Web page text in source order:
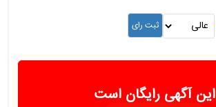
این آگهی رایگان است